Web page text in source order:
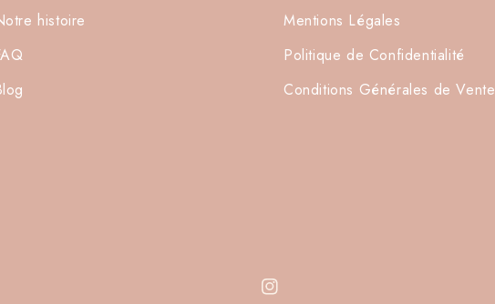
histoire
Mentions Légales
Politique de Confidentialité
Conditions Générales de Vente
Instagram
Connectez-vous à votre compte pour ajouter des produits à